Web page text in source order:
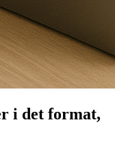
i det format,